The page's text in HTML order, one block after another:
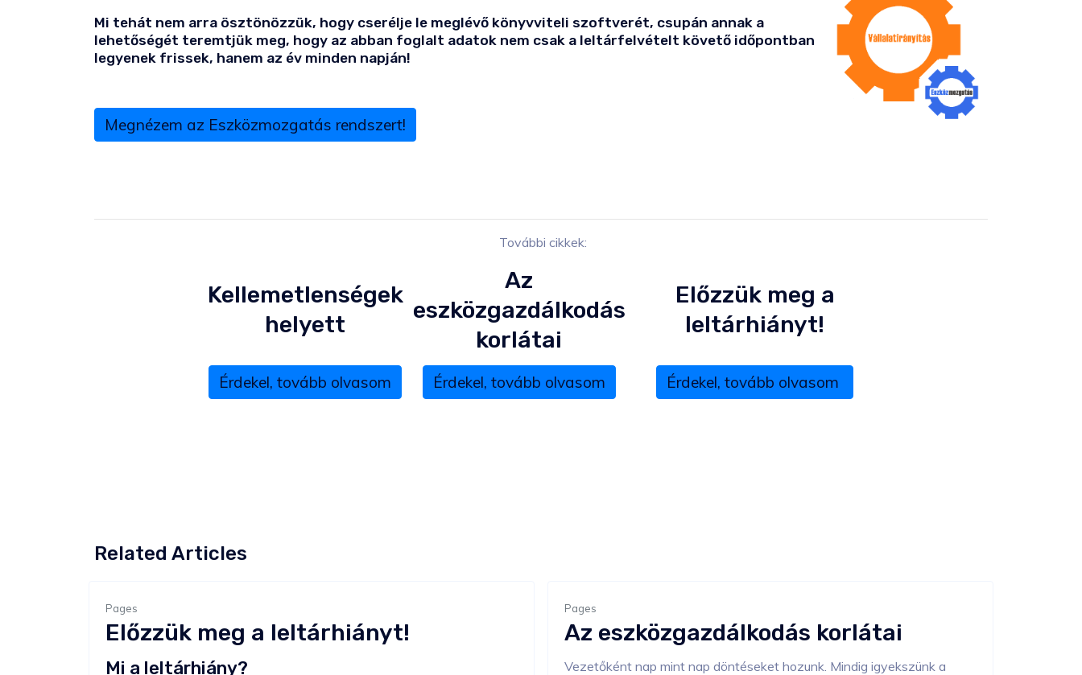
Mi tehát nem arra ösztönözzük, hogy cserélje le meglévő könyvviteli szoftverét, csupán annak a
lehetőségét teremtjük meg, hogy az abban foglalt adatok nem csak a leltárfelvételt követő időpontban
legyenek frissek, hanem az év minden napján!
Megnézem az Eszközmozgatás rendszert!
További cikkek:
Kellemetlenségek
helyett
Az
eszközgazdálkodás
korlátai
Előzzük meg a
leltárhiányt!
Érdekel, tovább olvasom Érdekel, tovább olvasom Érdekel, tovább olvasom
Related Articles
Pages
Előzzük meg a leltárhiányt!
Mi a leltárhiány?
Pages
Az eszközgazdálkodás korlátai
Vezetőként nap mint nap döntéseket hozunk. Mindig igyekszünk a